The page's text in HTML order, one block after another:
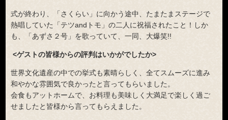
式が終わり、「さくらい」に向かう途中、たまたまステージで
熱唱していた「テツandトモ」の二人に祝福されたこと！しか
も、「あずさ２号」を歌っていて、一同、大爆笑!!
<ゲストの皆様からの評判はいかがでしたか>
世界文化遺産の中での挙式も素晴らしく、全てスムーズに進み
和やかな雰囲気で良かったと言ってもらいました。
会食もアットホームで、お料理も美味しく大満足で楽しく過ご
せましたと皆様から言ってもらえました。